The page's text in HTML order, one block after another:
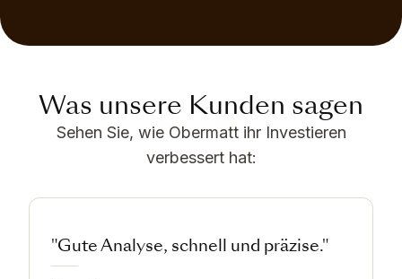
Was unsere Kunden sagen
Sehen Sie, wie Obermatt ihr Investieren
verbessert hat:
"Gute Analyse, schnell und präzise."